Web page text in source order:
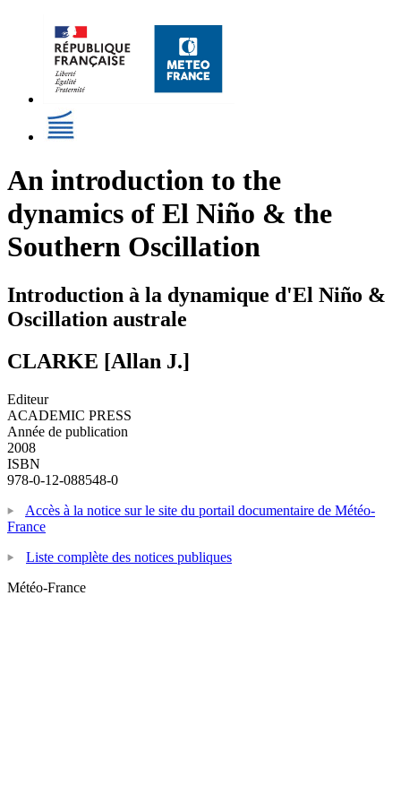
An introduction to the
dynamics of El Niño & the
Southern Oscillation
Introduction à la dynamique d'El Niño &
Oscillation australe
CLARKE [Allan J.]
Editeur
ACADEMIC PRESS
Année de publication
2008
ISBN
978-0-12-088548-0
Accès à la notice sur le site du portail documentaire de Météo-
France
Liste complète des notices publiques
Météo-France